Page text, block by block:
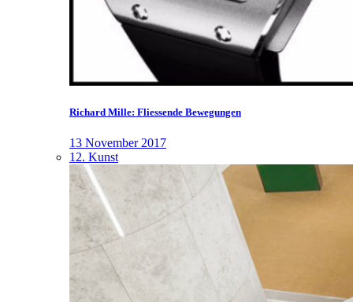
Richard Mille: Fliessende Bewegungen
13 November 2017
12. Kunst